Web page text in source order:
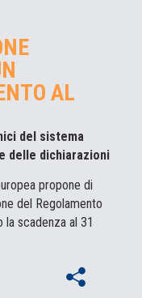
AL
del sistema
delle dichiarazioni
propone di
del Regolamento
la scadenza al 31